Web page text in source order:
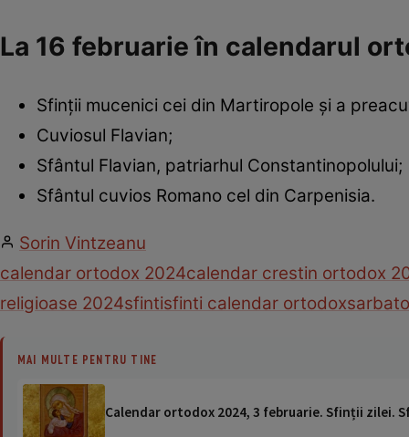
La 16 februarie în calendarul
Sfinții mucenici cei din Martiropole și a
Cuviosul Flavian;
Sfântul Flavian, patriarhul Constantinopolului;
Sfântul cuvios Romano cel din Carpenisia.
Sorin Vintzeanu
calendar ortodox 2024calendar crestin ortodox
religioase 2024sfintisfinti calendar ortodox
MAI MULTE PENTRU TINE
Calendar ortodox 2024, 3 februarie. Sfinții zilei.